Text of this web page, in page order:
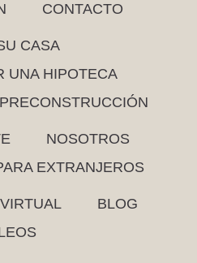
CONTACTO
CASA
UNA HIPOTECA
PRECONSTRUCCIÓN
NOSOTROS
EXTRANJEROS
BLOG